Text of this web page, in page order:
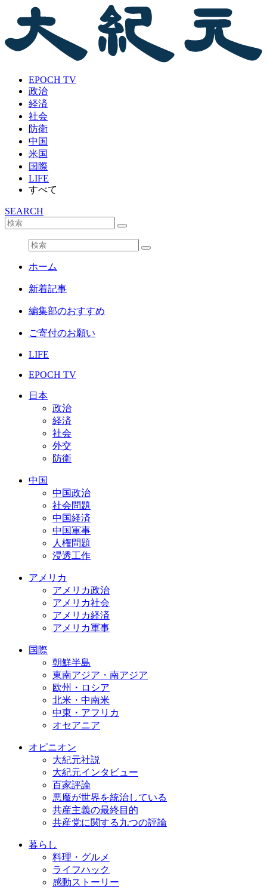
EPOCH TV
政治
経済
社会
防衛
中国
米国
国際
LIFE
すべて
SEARCH
ホーム
新着記事
編集部のおすすめ
ご寄付のお願い
LIFE
EPOCH TV
日本
政治
経済
社会
外交
防衛
中国
中国政治
社会問題
中国経済
中国軍事
人権問題
浸透工作
アメリカ
アメリカ政治
アメリカ社会
アメリカ経済
アメリカ軍事
国際
朝鮮半島
東南アジア・南アジア
欧州・ロシア
北米・中南米
中東・アフリカ
オセアニア
オピニオン
大紀元社説
大紀元インタビュー
百家評論
悪魔が世界を統治している
共産主義の最終目的
共産党に関する九つの評論
暮らし
料理・グルメ
ライフハック
感動ストーリー